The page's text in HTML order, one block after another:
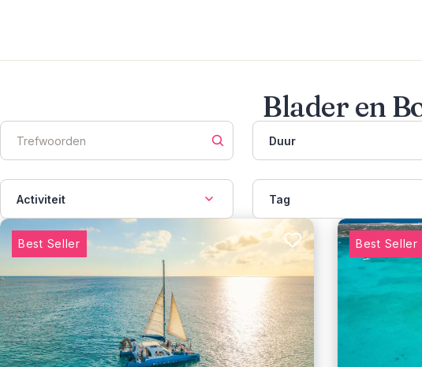
Blader en
Duur
Activiteit Tag
Best Seller Best Seller